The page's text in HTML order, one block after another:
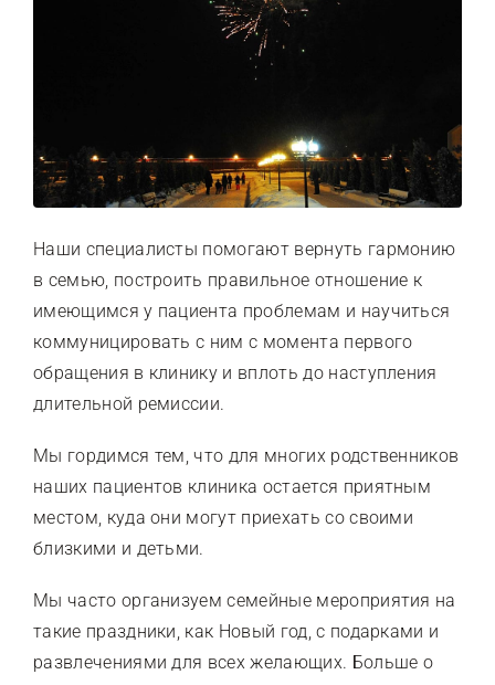
Наши специалисты помогают вернуть гармонию
в семью, построить правильное отношение к
имеющимся у пациента проблемам и научиться
коммуницировать с ним с момента первого
обращения в клинику и вплоть до наступления
длительной ремиссии.
Мы гордимся тем, что для многих родственников
наших пациентов клиника остается приятным
местом, куда они могут приехать со своими
близкими и детьми.
Мы часто организуем семейные мероприятия на
такие праздники, как Новый год, с подарками и
развлечениями для всех желающих. Больше о